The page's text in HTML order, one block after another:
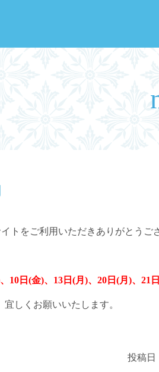
トをご利用いただきありがとうご
10日(金)、13日(月)、20日(月)、21
しくお願いいたします。
投稿日